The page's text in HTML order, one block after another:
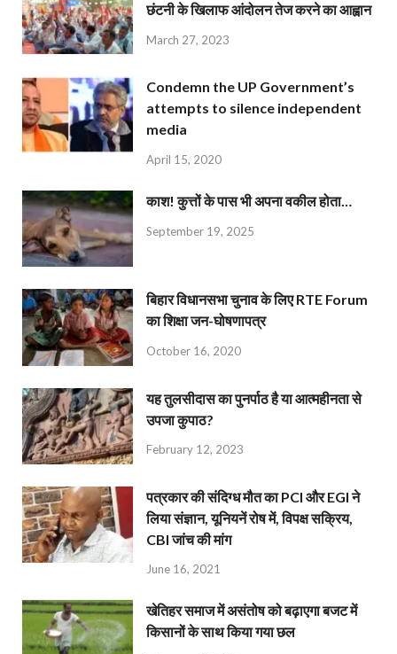
छंटनी के खिलाफ आंदोलन तेज करने का आह्वान
March 27, 2023
Condemn the UP Government’s
attempts to silence independent
media
April 15, 2020
काश! कुत्तों के पास भी अपना वकील होता…
September 19, 2025
बिहार विधानसभा चुनाव के लिए RTE Forum
का शिक्षा जन-घोषणापत्र
October 16, 2020
यह तुलसीदास का पुनर्पाठ है या आत्महीनता से
उपजा कुपाठ?
February 12, 2023
पत्रकार की संदिग्ध मौत का PCI और EGI ने
लिया संज्ञान, यूनियनें रोष में, विपक्ष सक्रिय,
CBI जांच की मांग
June 16, 2021
खेतिहर समाज में असंतोष को बढ़ाएगा बजट में
किसानों के साथ किया गया छल